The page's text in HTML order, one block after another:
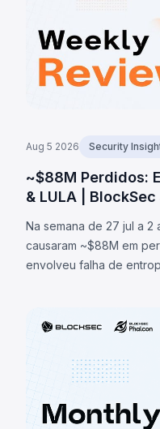
Aug 5 2026 Security
~$88M Perdidos:
& LULA |
Na semana de 27 jul a
causaram ~$88M em
envolveu falha de
determinístico,
~1.370 BTC (~$88M).
~$578K por falha
drenando liquidez da